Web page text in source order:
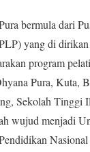
bermula dari
yang di
program
Pura, Kuta,
Sekolah Tinggi
wujud menjadi